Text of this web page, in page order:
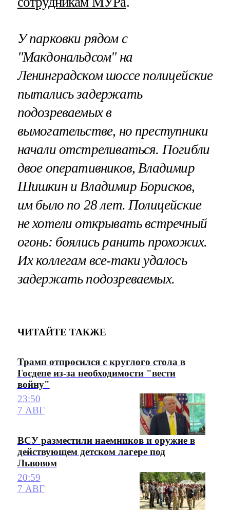
У парковки рядом с
"Макдональдсом" на
Ленинградском шоссе полицейские
пытались задержать
подозреваемых в
вымогательстве, но преступники
начали отстреливаться. Погибли
двое оперативников, Владимир
Шишкин и Владимир Борисков,
им было по 28 лет. Полицейские
не хотели открывать встречный
огонь: боялись ранить прохожих.
Их коллегам все-таки удалось
задержать подозреваемых.
ЧИТАЙТЕ ТАКЖЕ
Трамп отпросился с круглого стола в
Госдепе из-за необходимости "вести
войну"
23:50
7 АВГ
ВСУ разместили наемников и оружие в
действующем детском лагере под
Львовом
20:59
7 АВГ